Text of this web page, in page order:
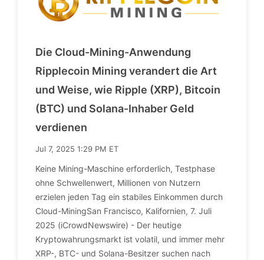
Die Cloud-Mining-Anwendung
Ripplecoin Mining verandert die Art
und Weise, wie Ripple (XRP), Bitcoin
(BTC) und Solana-Inhaber Geld
verdienen
Jul 7, 2025 1:29 PM ET
Keine Mining-Maschine erforderlich, Testphase
ohne Schwellenwert, Millionen von Nutzern
erzielen jeden Tag ein stabiles Einkommen durch
Cloud-MiningSan Francisco, Kalifornien, 7. Juli
2025 (iCrowdNewswire) - Der heutige
Kryptowahrungsmarkt ist volatil, und immer mehr
XRP-, BTC- und Solana-Besitzer suchen nach